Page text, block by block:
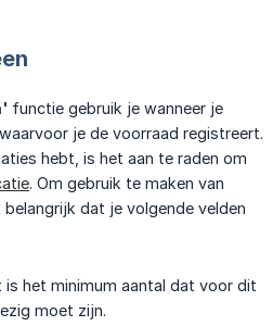
functie gebruik je wanneer je
je de voorraad registreert.
hebt, is het aan te raden om
. Om gebruik te maken van
dat je volgende velden
is het minimum aantal dat voor dit
moet zijn.